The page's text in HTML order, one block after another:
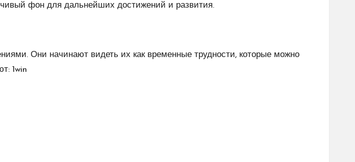
фон для дальнейших достижений и развития.
Они начинают видеть их как временные трудности, которые можно
1win